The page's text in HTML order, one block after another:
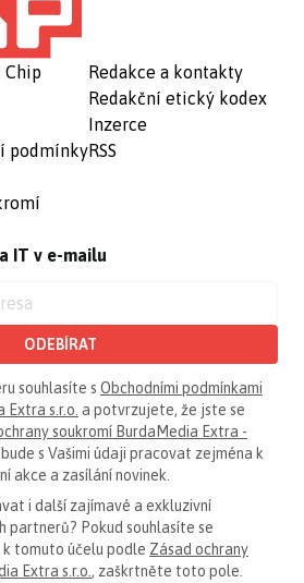
Chip
podmínky
Redakce a kontakty
Redakční etický kodex
Inzerce
RSS
IT v e-mailu
ODEBÍRAT
souhlasíte s Obchodními podmínkami
Extra s.r.o. a potvrzujete, že jste se
soukromí BurdaMedia Extra -
bude s Vašimi údaji pracovat zejména k
akce a zasílání novinek.
i další zajímavé a exkluzivní
partnerů? Pokud souhlasíte se
tomuto účelu podle Zásad ochrany
Extra s.r.o., zaškrtněte toto pole.